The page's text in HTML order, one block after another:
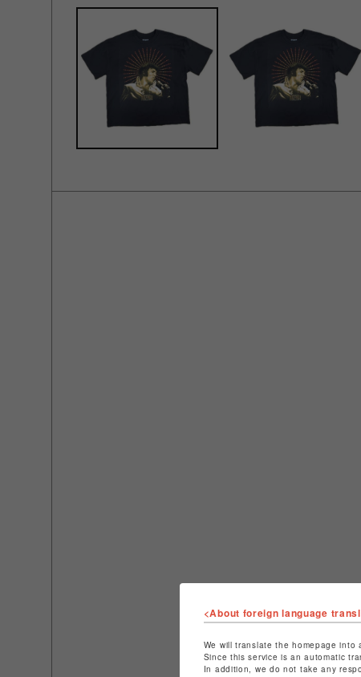
<About foreign language
We will translate the homepage
Since this service is an automatic
In addition, we do not take any